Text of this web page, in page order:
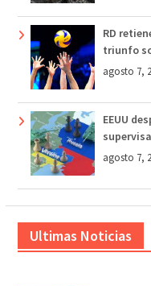
RD
triunfo
agosto 7,
EEUU
agosto 7,
Ultimas Noticias